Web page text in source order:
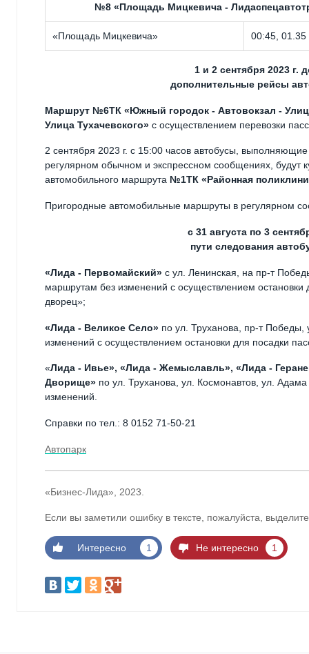
№8 «Площадь Мицкевича -
«Площадь Мицкевича» 00:45, 01.35
1 и 2 сентября 2023 г.
дополнительные рейсы
Маршрут №6ТК «Южный городок - Автовокзал -
Улица Тухачевского» с осуществлением перевозки
2 сентября 2023 г. с 15:00 часов автобусы,
регулярном обычном и экспрессном сообщениях, будут
автомобильного маршрута №1ТК «Районная
Пригородные автомобильные маршруты в регулярном
с 31 августа по 3
пути следования
«Лида - Первомайский» с ул. Ленинская, на пр-т
маршрутам без изменений с осуществлением
дворец»;
«Лида - Великое Село» по ул. Труханова, пр-т
изменений с осуществлением остановки для посадки
«Лида - Ивье», «Лида - Жемыславль», «Лида -
Дворище» по ул. Труханова, ул. Космонавтов, ул.
изменений.
Справки по тел.: 8 0152 71-50-21
Автопарк
«Бизнес-Лида», 2023.
Если вы заметили ошибку в тексте, пожалуйста,
Интересно 1 Не интересно 1